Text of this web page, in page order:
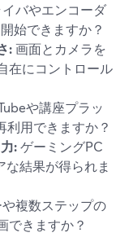
イバやエンコーダ
始できますか？
:画面とカメラを
在にコントロール
や講座プラッ
利用できますか？
:ゲーミングPC
結果が得られま
複数ステップの
できますか？